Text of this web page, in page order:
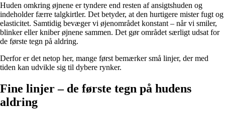
Huden omkring øjnene er tyndere end resten af ansigtshuden og
indeholder færre talgkirtler. Det betyder, at den hurtigere mister fugt og
elasticitet. Samtidig bevæger vi øjenområdet konstant – når vi smiler,
blinker eller kniber øjnene sammen. Det gør området særligt udsat for
de første tegn på aldring.
Derfor er det netop her, mange først bemærker små linjer, der med
tiden kan udvikle sig til dybere rynker.
Fine linjer – de første tegn på hudens
aldring